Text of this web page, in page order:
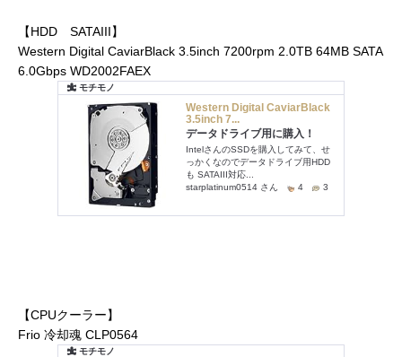
【HDD SATAIII】
Western Digital CaviarBlack 3.5inch 7200rpm 2.0TB 64MB SATA
6.0Gbps WD2002FAEX
【CPUクーラー】
Frio 冷却魂 CLP0564